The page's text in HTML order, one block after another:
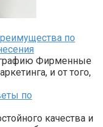
по
Фирменные
и от того,
по
качества и